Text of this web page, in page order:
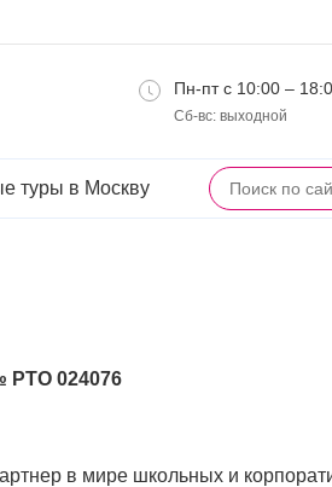
Пн-пт с 10:00 –
Сб-вс: выходной
туры в Москву
РТО 024076
в мире школьных и